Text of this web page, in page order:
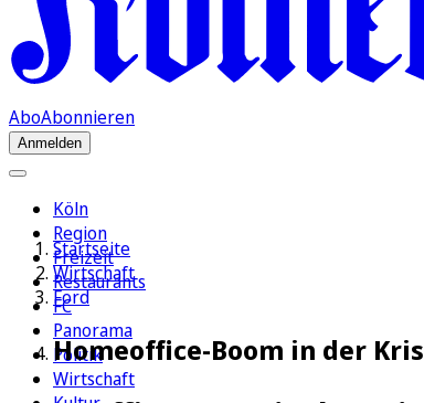
AboAbonnieren
Anmelden
Köln
Region
Freizeit
Restaurants
FC
Panorama
Politik
Wirtschaft
Startseite
Wirtschaft
Ford
Homeoffice-Boom in der